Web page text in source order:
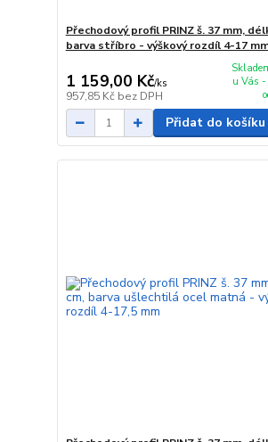
Přechodový profil PRINZ š. 37 mm,
barva stříbro - výškový rozdíl 4-17
1 159,00 Kč/ks
957,85 Kč bez DPH
u Vás
Přidat do košíku